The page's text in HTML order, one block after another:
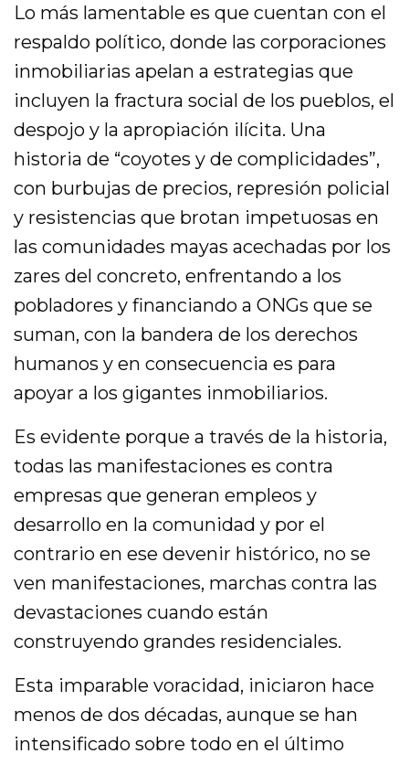
Lo más lamentable es que cuentan con el
respaldo político, donde las corporaciones
inmobiliarias apelan a estrategias que
incluyen la fractura social de los pueblos, el
despojo y la apropiación ilícita. Una
historia de “coyotes y de complicidades”,
con burbujas de precios, represión policial
y resistencias que brotan impetuosas en
las comunidades mayas acechadas por los
zares del concreto, enfrentando a los
pobladores y financiando a ONGs que se
suman, con la bandera de los derechos
humanos y en consecuencia es para
apoyar a los gigantes inmobiliarios.
Es evidente porque a través de la historia,
todas las manifestaciones es contra
empresas que generan empleos y
desarrollo en la comunidad y por el
contrario en ese devenir histórico, no se
ven manifestaciones, marchas contra las
devastaciones cuando están
construyendo grandes residenciales.
Esta imparable voracidad, iniciaron hace
menos de dos décadas, aunque se han
intensificado sobre todo en el último